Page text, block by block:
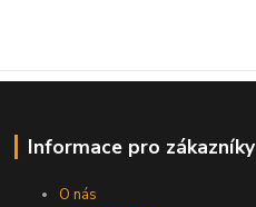
Informace pro zákazníky
O nás